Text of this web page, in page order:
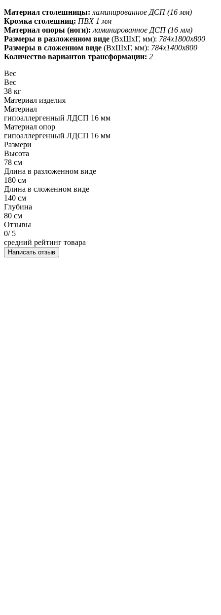
Материал столешницы: ламинированное ДСП (16 мм)
Кромка столешниц: ПВХ 1 мм
Материал опоры (ноги): ламинированное ДСП (16 мм)
Размеры в разложенном виде (ВхШхГ, мм): 784х1800х800
Размеры в сложенном виде (ВхШхГ, мм): 784х1400х800
Количество вариантов трансформации: 2
Вес
Вес
38 кг
Материал изделия
Материал
гипоаллергенный ЛДСП 16 мм
Материал опор
гипоаллергенный ЛДСП 16 мм
Размери
Высота
78 см
Длина в разложенном виде
180 см
Длина в сложенном виде
140 см
Глубина
80 см
Отзывы
0/ 5
средний рейтинг товара
Написать отзыв